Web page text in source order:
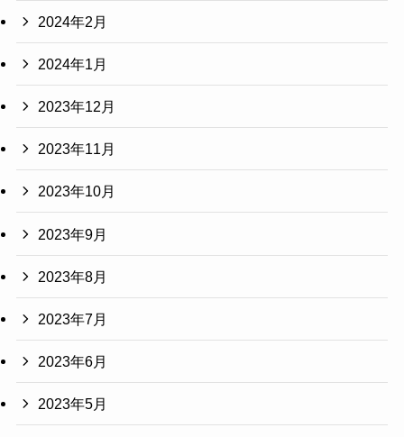
2024年2月
2024年1月
2023年12月
2023年11月
2023年10月
2023年9月
2023年8月
2023年7月
2023年6月
2023年5月